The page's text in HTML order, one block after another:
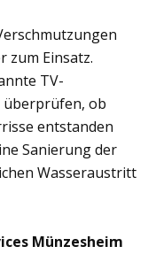
zum Einsatz.
TV-
ob
entstanden
Sanierung der
Wasseraustritt
Münzesheim